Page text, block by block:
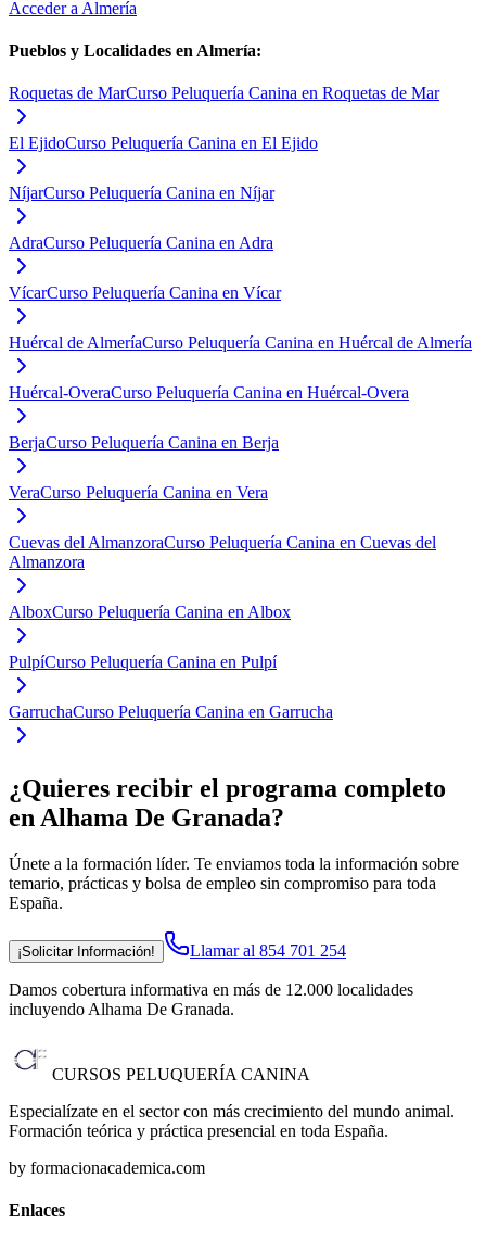
Acceder a Almería
Pueblos y Localidades en Almería:
Roquetas de MarCurso Peluquería Canina en Roquetas de Mar
El EjidoCurso Peluquería Canina en El Ejido
NíjarCurso Peluquería Canina en Níjar
AdraCurso Peluquería Canina en Adra
VícarCurso Peluquería Canina en Vícar
Huércal de AlmeríaCurso Peluquería Canina en Huércal de Almería
Huércal-OveraCurso Peluquería Canina en Huércal-Overa
BerjaCurso Peluquería Canina en Berja
VeraCurso Peluquería Canina en Vera
Cuevas del AlmanzoraCurso Peluquería Canina en Cuevas del
Almanzora
AlboxCurso Peluquería Canina en Albox
PulpíCurso Peluquería Canina en Pulpí
GarruchaCurso Peluquería Canina en Garrucha
¿Quieres recibir el programa completo
en Alhama De Granada?
Únete a la formación líder. Te enviamos toda la información sobre
temario, prácticas y bolsa de empleo sin compromiso para toda
España.
¡Solicitar Información! Llamar al 854 701 254
Damos cobertura informativa en más de 12.000 localidades
incluyendo Alhama De Granada.
CURSOS PELUQUERÍA CANINA
Especialízate en el sector con más crecimiento del mundo animal.
Formación teórica y práctica presencial en toda España.
by formacionacademica.com
Enlaces